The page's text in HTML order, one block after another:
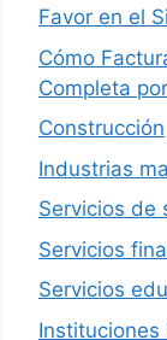
Favor en el
Cómo
Completa
Construcción
Industrias
Servicios de
Servicios
Servicios
Instituciones